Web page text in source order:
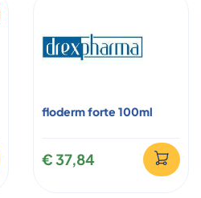
floderm forte 100ml
€ 37,84